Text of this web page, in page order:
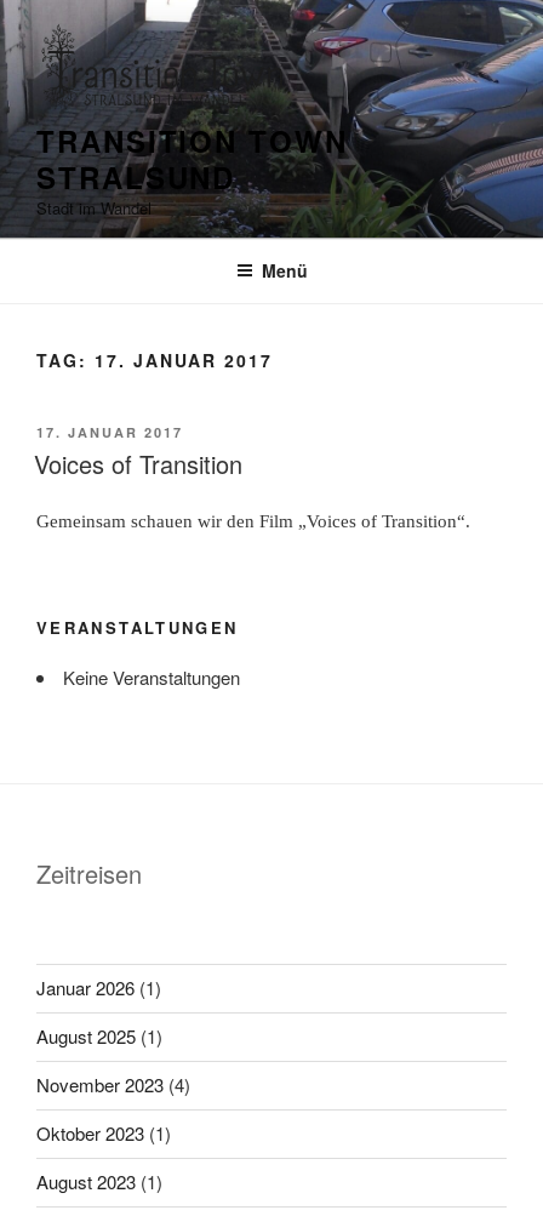
Zum
Inhalt
springen
TRANSITION TOWN
STRALSUND
Stadt im Wandel
Menü
TAG: 17. JANUAR 2017
VERÖFFENTLICHT
AM
17. JANUAR 2017
Voices of Transition
Gemeinsam schauen wir den Film „Voices of Transition“.
VERANSTALTUNGEN
Keine Veranstaltungen
Zeitreisen
Januar 2026 (1)
August 2025 (1)
November 2023 (4)
Oktober 2023 (1)
August 2023 (1)